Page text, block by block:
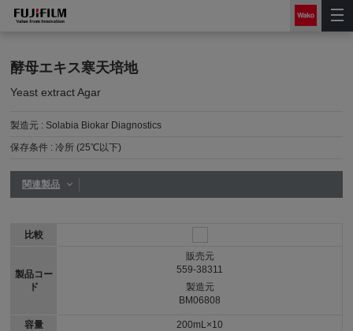
酵母エキス寒天培地
Yeast extract Agar
製造元 : Solabia Biokar Diagnostics
保存条件 :冷所 (25℃以下)
関連製品
比較
製品コー
ド
容量
販売元
559-38311
製造元
BM06808
200mL×10